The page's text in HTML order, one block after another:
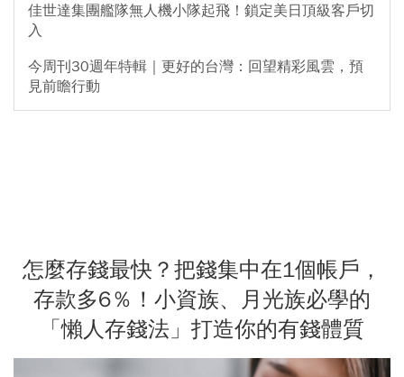
佳世達集團艦隊無人機小隊起飛！鎖定美日頂級客戶切
入
今周刊30週年特輯｜更好的台灣：回望精彩風雲，預
見前瞻行動
怎麼存錢最快？把錢集中在1個帳戶，
存款多6％！小資族、月光族必學的
「懶人存錢法」打造你的有錢體質